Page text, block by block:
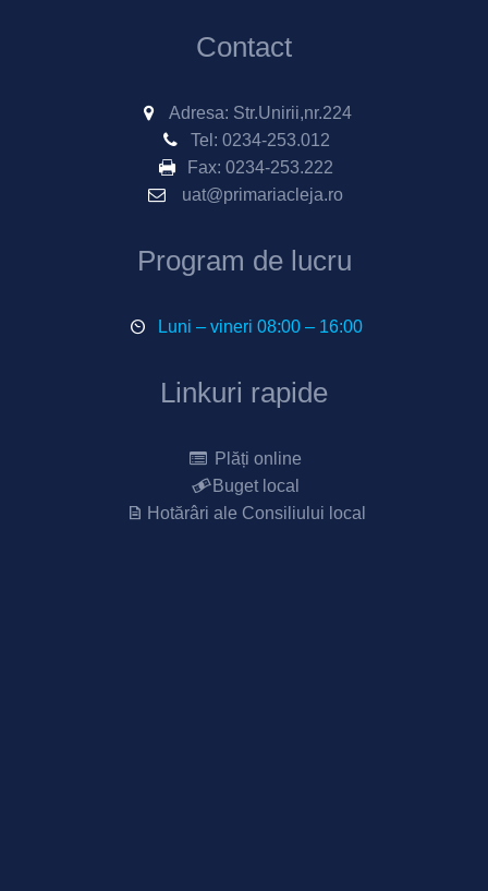
Contact
Adresa: Str.Unirii,nr.224
Tel: 0234-253.012
Fax: 0234-253.222
uat@primariacleja.ro
Program de lucru
Luni – vineri 08:00 – 16:00
Linkuri rapide
Plăți online
Buget local
Hotărâri ale Consiliului local